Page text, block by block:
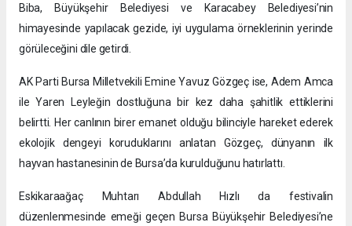
Biba, Büyükşehir Belediyesi ve Karacabey Belediyesi’nin
himayesinde yapılacak gezide, iyi uygulama örneklerinin yerinde
görüleceğini dile getirdi.
AK Parti Bursa Milletvekili Emine Yavuz Gözgeç ise, Adem Amca
ile Yaren Leyleğin dostluğuna bir kez daha şahitlik ettiklerini
belirtti. Her canlının birer emanet olduğu bilinciyle hareket ederek
ekolojik dengeyi koruduklarını anlatan Gözgeç, dünyanın ilk
hayvan hastanesinin de Bursa’da kurulduğunu hatırlattı.
Eskikaraağaç Muhtarı Abdullah Hızlı da festivalin
düzenlenmesinde emeği geçen Bursa Büyükşehir Belediyesi’ne